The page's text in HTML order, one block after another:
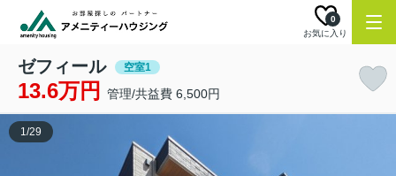
お気に入り
0
ゼフィール 空室1
13.6万円 管理/共益費 6,500円
1/29